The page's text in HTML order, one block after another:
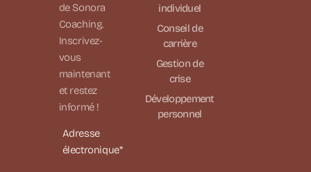
de Sonora
Coaching.
Inscrivez-
vous
maintenant
et restez
informé !
Adresse
électronique*
individuel
Conseil de
carrière
Gestion de
crise
Développement
personnel